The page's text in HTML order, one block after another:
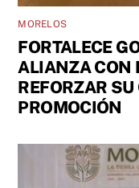
MORELOS
FORTALECE
ALIANZA CON
REFORZAR
PROMOCIÓN